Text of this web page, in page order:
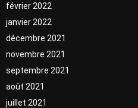
février 2022
janvier 2022
décembre 2021
novembre 2021
septembre 2021
août 2021
juillet 2021